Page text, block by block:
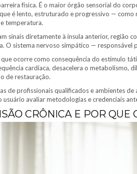
física. É o maior órgão sensorial do
é lento, estruturado e progressivo — como
temperatura.
sinais diretamente à ínsula anterior, região
O sistema nervoso simpático —
ocorre como consequência do estímulo
cardíaca, desacelera o metabolismo,
de restauração.
de profissionais qualificados e ambientes
avaliar metodologias e credenciais
CRÔNICA E POR